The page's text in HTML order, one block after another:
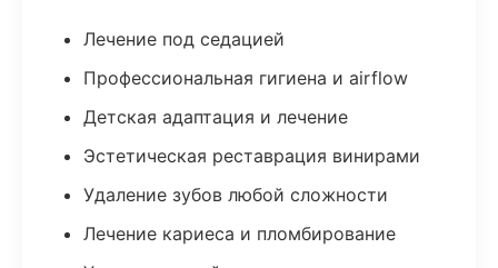
Лечение под седацией
Профессиональная гигиена и airflow
Детская адаптация и лечение
Эстетическая реставрация винирами
Удаление зубов любой сложности
Лечение кариеса и пломбирование